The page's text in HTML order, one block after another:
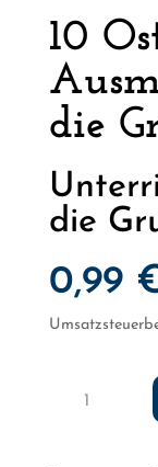
10
die
die
0,99